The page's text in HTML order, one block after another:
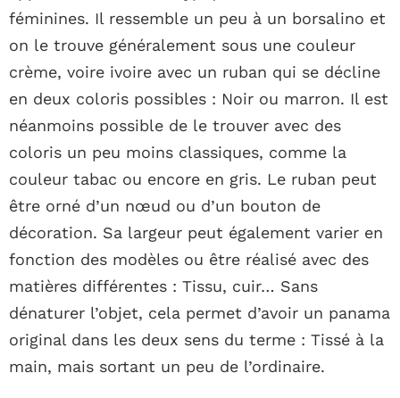
féminines. Il ressemble un peu à un borsalino et
on le trouve généralement sous une couleur
crème, voire ivoire avec un ruban qui se décline
en deux coloris possibles : Noir ou marron. Il est
néanmoins possible de le trouver avec des
coloris un peu moins classiques, comme la
couleur tabac ou encore en gris. Le ruban peut
être orné d’un nœud ou d’un bouton de
décoration. Sa largeur peut également varier en
fonction des modèles ou être réalisé avec des
matières différentes : Tissu, cuir… Sans
dénaturer l’objet, cela permet d’avoir un panama
original dans les deux sens du terme : Tissé à la
main, mais sortant un peu de l’ordinaire.